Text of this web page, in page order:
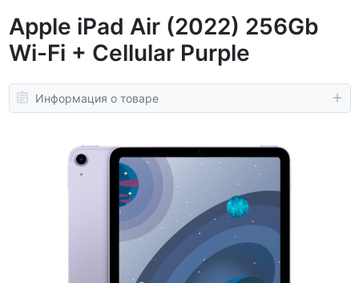
Apple iPad Air (2022) 256Gb
Wi-Fi + Cellular Purple
Информация о товаре